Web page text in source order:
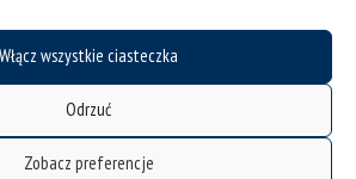
Włącz wszystkie ciasteczka
Odrzuć
Zobacz preferencje
wiadomości
security level